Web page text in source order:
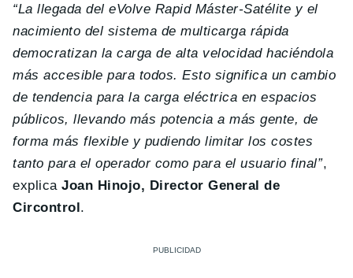
“La llegada del eVolve Rapid Máster-Satélite y el
nacimiento del sistema de multicarga rápida
democratizan la carga de alta velocidad haciéndola
más accesible para todos. Esto significa un cambio
de tendencia para la carga eléctrica en espacios
públicos, llevando más potencia a más gente, de
forma más flexible y pudiendo limitar los costes
tanto para el operador como para el usuario final”,
explicaJoan Hinojo, Director General de
Circontrol.